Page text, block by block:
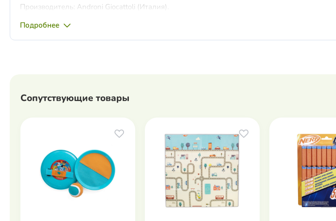
Производитель: Androni Giocattoli (Италия).
Подробнее
Сопутствующие товары